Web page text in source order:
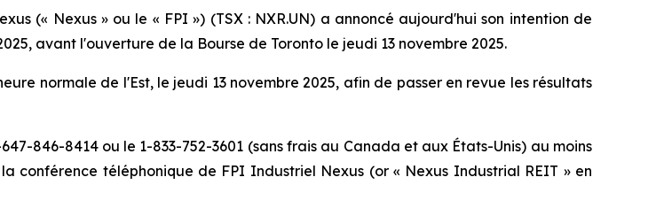
(« Nexus » ou le « FPI ») (TSX : NXR.UN) a annoncé aujourd'hui son intention de
avant l'ouverture de la Bourse de Toronto le jeudi 13 novembre 2025.
normale de l'Est, le jeudi 13 novembre 2025, afin de passer en revue les résultats
846-8414 ou le 1-833-752-3601 (sans frais au Canada et aux États-Unis) au moins
téléphonique de FPI Industriel Nexus (or « Nexus Industrial REIT » en